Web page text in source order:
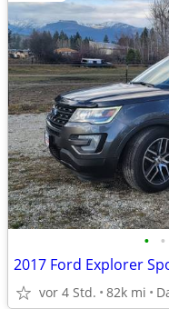
• •
2017 Ford Explorer
vor 4 Std. 82k mi